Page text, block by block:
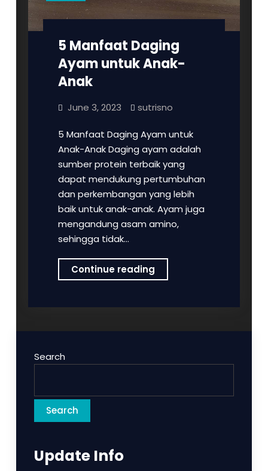
5 Manfaat Daging
Ayam untuk Anak-
Anak
June 3, 2023 sutrisno
5 Manfaat Daging Ayam untuk
Anak-Anak Daging ayam adalah
sumber protein terbaik yang
dapat mendukung pertumbuhan
dan perkembangan yang lebih
baik untuk anak-anak. Ayam juga
mengandung asam amino,
sehingga tidak…
Continue reading5
Manfaat
Search
Search
Update Info